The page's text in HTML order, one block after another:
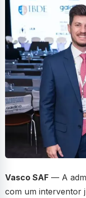
Vasco SAF — A
com um interventor